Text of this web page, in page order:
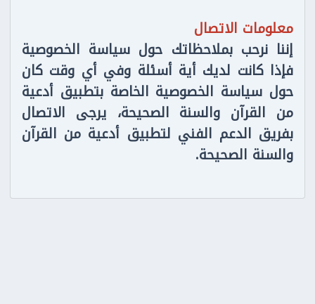
معلومات الاتصال
إننا نرحب بملاحظاتك حول سياسة الخصوصية
فإذا كانت لديك أية أسئلة وفي أي وقت كان
حول سياسة الخصوصية الخاصة بتطبيق أدعية
من القرآن والسنة الصحيحة، يرجى الاتصال
بفريق الدعم الفني لتطبيق أدعية من القرآن
والسنة الصحيحة.